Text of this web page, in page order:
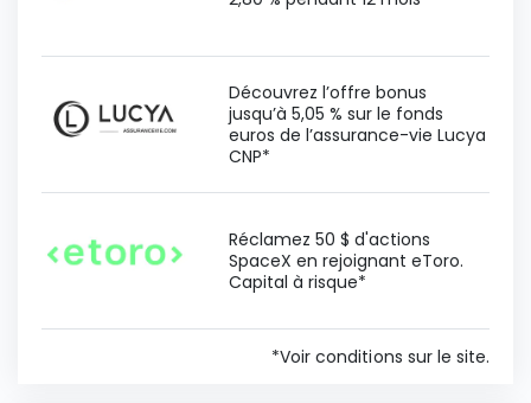
Découvrez l’offre bonus
jusqu’à 5,05 % sur le fonds
euros de l’assurance-vie Lucya
CNP*
Réclamez 50 $ d'actions
SpaceX en rejoignant eToro.
Capital à risque*
*Voir conditions sur le site.